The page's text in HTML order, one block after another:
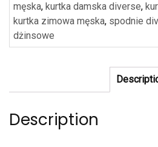
męska, kurtka damska diverse,
kurtka zimowa męska, spodnie
dżinsowe
Description